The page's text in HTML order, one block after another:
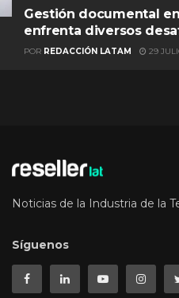
Gestión documental
enfrenta diversos
POR REDACCIÓN LATAM 29
Noticias de la Industria de la
Síguenos